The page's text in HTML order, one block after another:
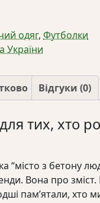
одяг, Футболки
України
Відгуки (0)
тих, хто
“місто з бетону
Вона про
пам’ятали, хто